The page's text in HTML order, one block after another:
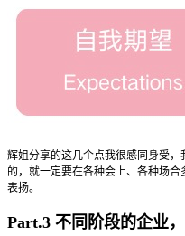
辉姐分享的这几个点我很感同身受
的，就一定要在各种会上、各种场
表扬。
Part.3 不同阶段的企业